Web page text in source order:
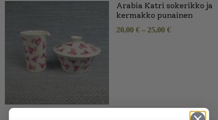
Arabia Katri sokerikko ja
kermakko punainen
20,00 € – 25,00 €